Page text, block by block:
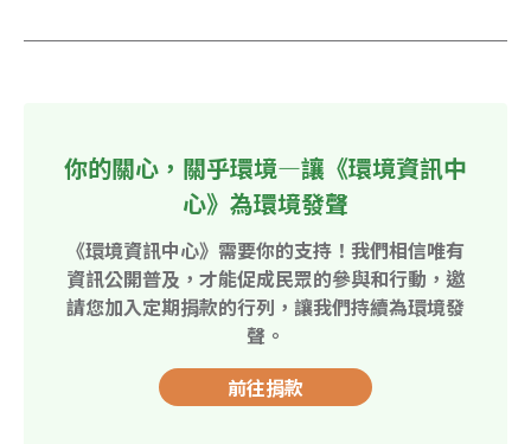
你的關心，關乎環境—讓《環境資訊中
心》為環境發聲
《環境資訊中心》需要你的支持！我們相信唯有
資訊公開普及，才能促成民眾的參與和行動，邀
請您加入定期捐款的行列，讓我們持續為環境發
聲。
前往捐款